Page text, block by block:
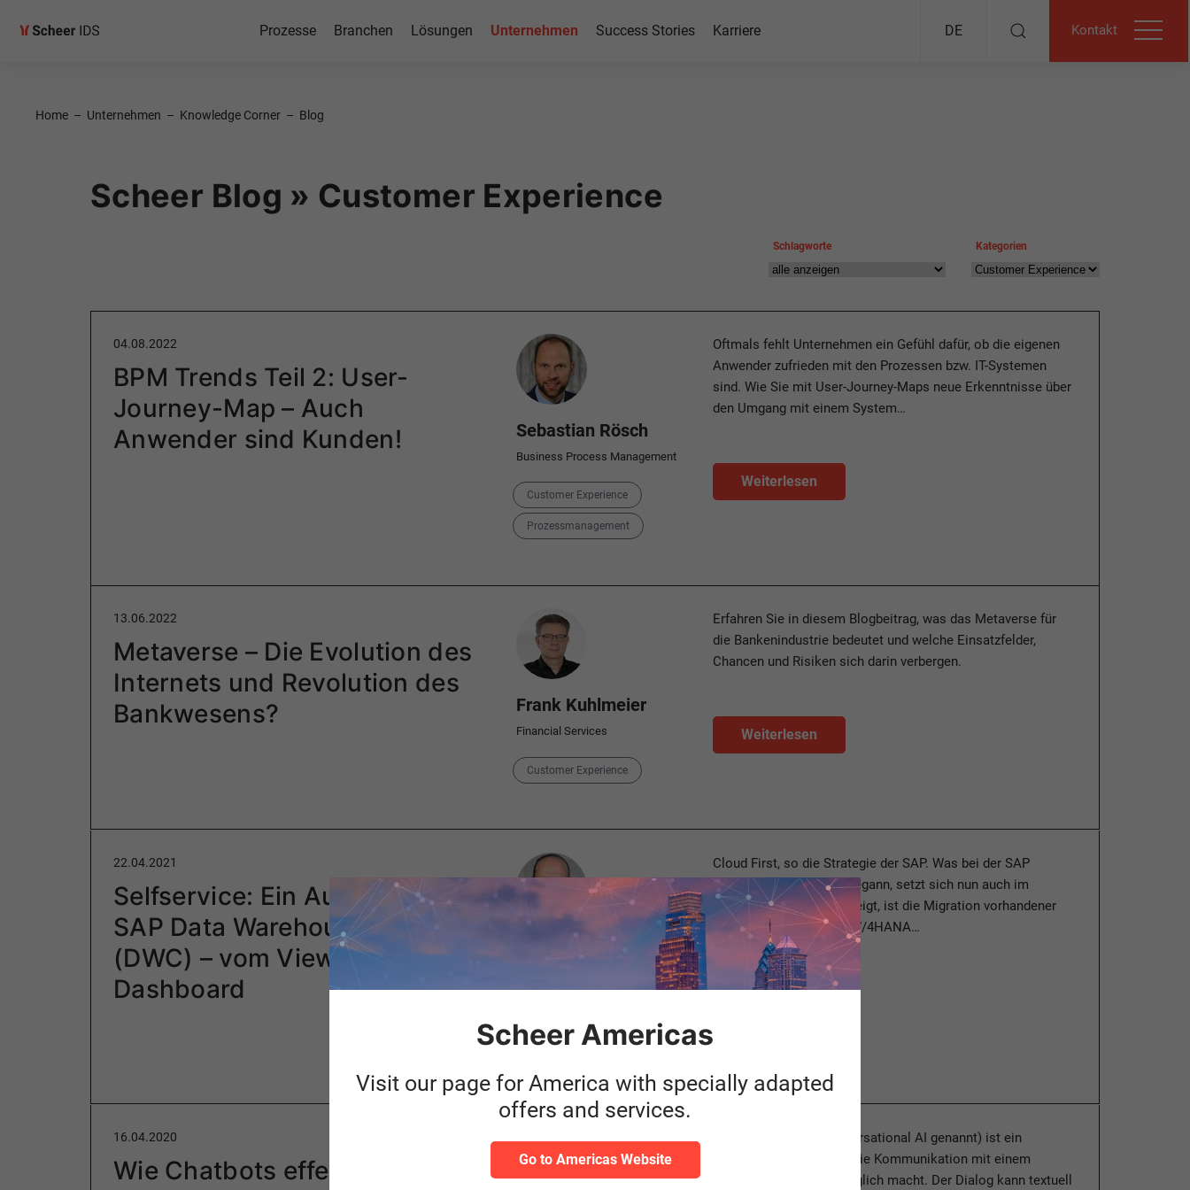
Prozesse Branchen Lösungen Unternehmen Success Stories Karriere DE Kontakt
Home – Unternehmen – Knowledge Corner – Blog
Scheer Blog » Customer Experience
Schlagworte Kategorien
04.08.2022
BPM Trends Teil 2: User-
Journey-Map – Auch
Anwender sind Kunden!
Author
Sebastian Rösch
Business Process Management
Categories
Customer Experience
Prozessmanagement
Oftmals fehlt Unternehmen ein Gefühl dafür, ob die eigenen
Anwender zufrieden mit den Prozessen bzw. IT-Systemen
sind. Wie Sie mit User-Journey-Maps neue Erkenntnisse über
den Umgang mit einem System…
Weiterlesen
13.06.2022
Metaverse – Die Evolution des
Internets und Revolution des
Bankwesens?
Author
Frank Kuhlmeier
Financial Services
Category
Customer Experience
Erfahren Sie in diesem Blogbeitrag, was das Metaverse für
die Bankenindustrie bedeutet und welche Einsatzfelder,
Chancen und Risiken sich darin verbergen.
Weiterlesen
22.04.2021
Selfservice: Ein Ausflug in die
SAP Data Warehouse Cloud
(DWC) – vom View bis zum
Dashboard
Author
Customer Experience
Cloud First, so die Strategie der SAP. Was bei der SAP
Analytics Cloud (SAC) begann, setzt sich nun auch im
Backend fort. Wie sich zeigt, ist die Migration vorhandener
BW-Installationen auf BW/4HANA…
16.04.2020
Wie Chatbots effektiv und
Ein Chatbot (auch Conversational AI genannt) ist ein
Dialogsystem, welches die Kommunikation mit einem
technischen System möglich macht. Der Dialog kann textuell
Scheer Americas
Visit our page for America with specially adapted
offers and services.
Go to Americas Website